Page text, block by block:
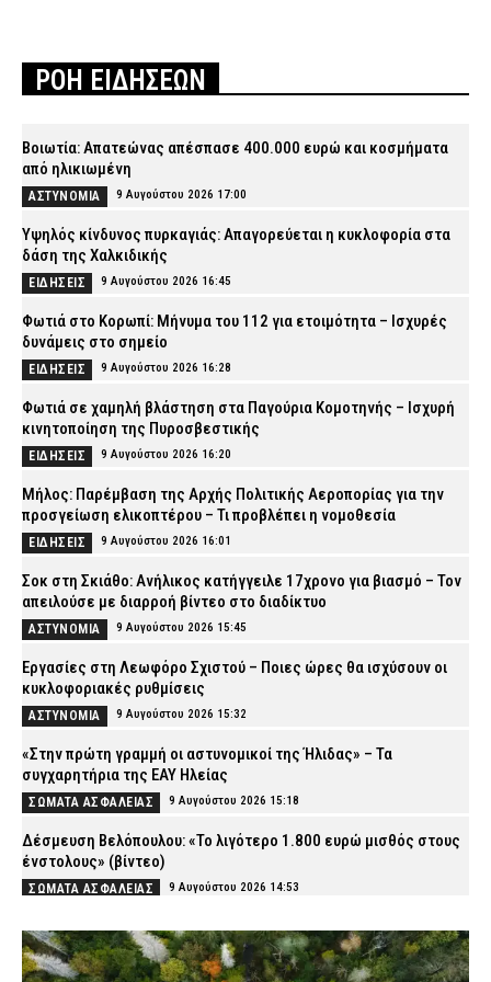
ΡΟΗ ΕΙΔΗΣΕΩΝ
Βοιωτία: Απατεώνας απέσπασε 400.000 ευρώ και κοσμήματα
από ηλικιωμένη
ΑΣΤΥΝΟΜΙΑ 9 Αυγούστου 2026 17:00
Υψηλός κίνδυνος πυρκαγιάς: Απαγορεύεται η κυκλοφορία στα
δάση της Χαλκιδικής
ΕΙΔΗΣΕΙΣ 9 Αυγούστου 2026 16:45
Φωτιά στο Κορωπί: Μήνυμα του 112 για ετοιμότητα – Ισχυρές
δυνάμεις στο σημείο
ΕΙΔΗΣΕΙΣ 9 Αυγούστου 2026 16:28
Φωτιά σε χαμηλή βλάστηση στα Παγούρια Κομοτηνής – Ισχυρή
κινητοποίηση της Πυροσβεστικής
ΕΙΔΗΣΕΙΣ 9 Αυγούστου 2026 16:20
Μήλος: Παρέμβαση της Αρχής Πολιτικής Αεροπορίας για την
προσγείωση ελικοπτέρου – Τι προβλέπει η νομοθεσία
ΕΙΔΗΣΕΙΣ 9 Αυγούστου 2026 16:01
Σοκ στη Σκιάθο: Ανήλικος κατήγγειλε 17χρονο για βιασμό – Τον
απειλούσε με διαρροή βίντεο στο διαδίκτυο
ΑΣΤΥΝΟΜΙΑ 9 Αυγούστου 2026 15:45
Εργασίες στη Λεωφόρο Σχιστού – Ποιες ώρες θα ισχύσουν οι
κυκλοφοριακές ρυθμίσεις
ΑΣΤΥΝΟΜΙΑ 9 Αυγούστου 2026 15:32
«Στην πρώτη γραμμή οι αστυνομικοί της Ήλιδας» – Τα
συγχαρητήρια της ΕΑΥ Ηλείας
ΣΩΜΑΤΑ ΑΣΦΑΛΕΙΑΣ 9 Αυγούστου 2026 15:18
Δέσμευση Βελόπουλου: «Το λιγότερο 1.800 ευρώ μισθός στους
ένστολους» (βίντεο)
ΣΩΜΑΤΑ ΑΣΦΑΛΕΙΑΣ 9 Αυγούστου 2026 14:53
Βόλος: Ανήλικος με τέσσερις συσκευασίες κάνναβης – Τον
εντόπισαν αστυνομικοί της ΟΠΚΕ
ΑΣΤΥΝΟΜΙΑ 9 Αυγούστου 2026 14:39